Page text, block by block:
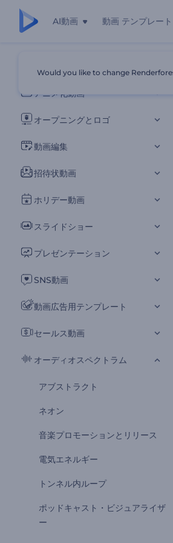
AI動画 動画 テンプレート
すべてのテンプレート
アニメ化動画
オープニングとロゴ
動画編集
招待状動画
ホリデー動画
スライドショー
プレゼンテーション
SNS動画
動画広告用テンプレート
セールス動画
オーディオスペクトラム
アブストラクト
ネオン
音楽プロモーションとリリース
電気エネルギー
トンネル内ループ
ポッドキャスト・ビジュアライザ
ー
Would you like to change